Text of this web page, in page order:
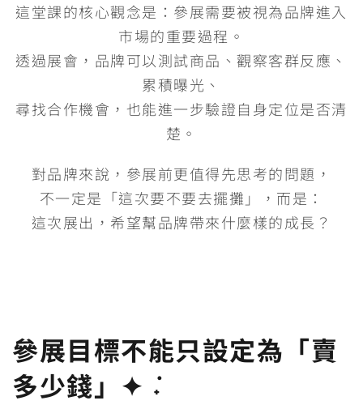
這堂課的核心觀念是：參展需要被視為品牌進入
市場的重要過程。
透過展會，品牌可以測試商品、觀察客群反應、
累積曝光、
尋找合作機會，也能進一步驗證自身定位是否清
楚。
對品牌來說，參展前更值得先思考的問題，
不一定是「這次要不要去擺攤」，而是：
這次展出，希望幫品牌帶來什麼樣的成長？
參展目標不能只設定為「賣
多少錢」✦ ݁˖